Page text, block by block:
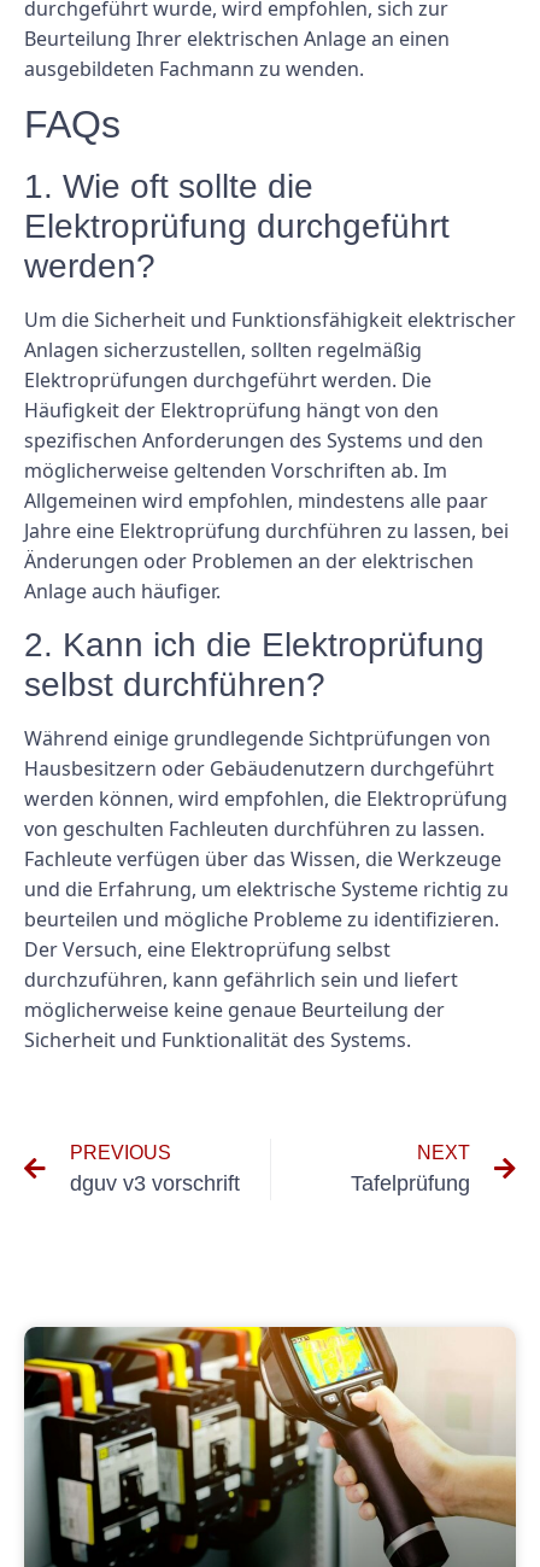
durchgeführt wurde, wird empfohlen, sich zur
Beurteilung Ihrer elektrischen Anlage an einen
ausgebildeten Fachmann zu wenden.
FAQs
1. Wie oft sollte die
Elektroprüfung durchgeführt
werden?
Um die Sicherheit und Funktionsfähigkeit elektrischer
Anlagen sicherzustellen, sollten regelmäßig
Elektroprüfungen durchgeführt werden. Die
Häufigkeit der Elektroprüfung hängt von den
spezifischen Anforderungen des Systems und den
möglicherweise geltenden Vorschriften ab. Im
Allgemeinen wird empfohlen, mindestens alle paar
Jahre eine Elektroprüfung durchführen zu lassen, bei
Änderungen oder Problemen an der elektrischen
Anlage auch häufiger.
2. Kann ich die Elektroprüfung
selbst durchführen?
Während einige grundlegende Sichtprüfungen von
Hausbesitzern oder Gebäudenutzern durchgeführt
werden können, wird empfohlen, die Elektroprüfung
von geschulten Fachleuten durchführen zu lassen.
Fachleute verfügen über das Wissen, die Werkzeuge
und die Erfahrung, um elektrische Systeme richtig zu
beurteilen und mögliche Probleme zu identifizieren.
Der Versuch, eine Elektroprüfung selbst
durchzuführen, kann gefährlich sein und liefert
möglicherweise keine genaue Beurteilung der
Sicherheit und Funktionalität des Systems.
PREVIOUS
dguv v3 vorschrift
NEXT
Tafelprüfung